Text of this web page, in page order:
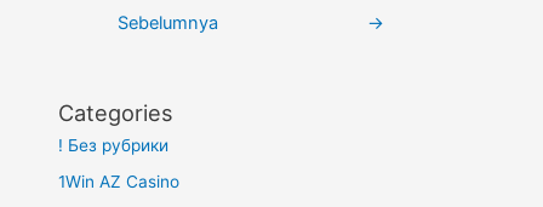
Sebelumnya
→
Categories
! Без рубрики
1Win AZ Casino